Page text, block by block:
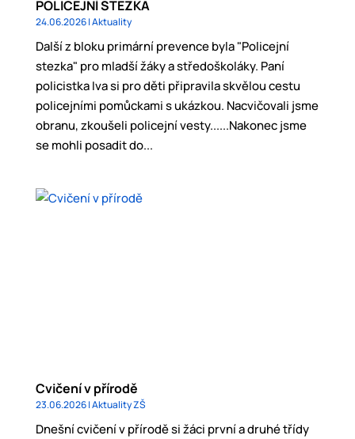
POLICEJNÍ STEZKA
24.06.2026|Aktuality
Další z bloku primární prevence byla "Policejní
stezka" pro mladší žáky a středoškoláky. Paní
policistka Iva si pro děti připravila skvělou cestu
policejními pomůckami s ukázkou. Nacvičovali jsme
obranu, zkoušeli policejní vesty......Nakonec jsme
se mohli posadit do...
Cvičení v přírodě
23.06.2026|Aktuality ZŠ
Dnešní cvičení v přírodě si žáci první a druhé třídy